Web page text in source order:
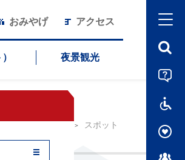
おみやげ アクセス
夜景観光
スポット
崎市恐竜博物館